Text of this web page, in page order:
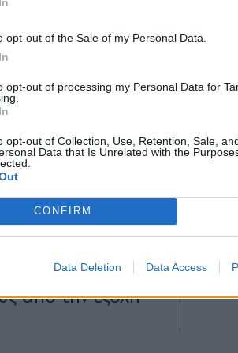
opt-out of the Sale of my Personal Data.
opt-out of processing my Personal Data for
opt-out of Collection, Use, Retention, Sale,
Data that Is Unrelated with the
CONFIRM
Data Deletion Data Access
NEWSROOM
στην Έδεσσα:
για
το ζευγάρι
- Τα μάζεψαν
από την εξοχή
Αποδέχομαι τουςόρους